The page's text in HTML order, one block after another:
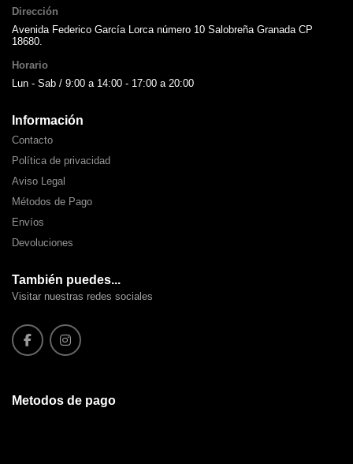
Dirección
Avenida Federico García Lorca número 10 Salobreña Granada CP
18680.
Horario
Lun - Sab / 9:00 a 14:00 - 17:00 a 20:00
Información
Contacto
Política de privacidad
Aviso Legal
Métodos de Pago
Envíos
Devoluciones
También puedes...
Visitar nuestras redes sociales
Metodos de pago